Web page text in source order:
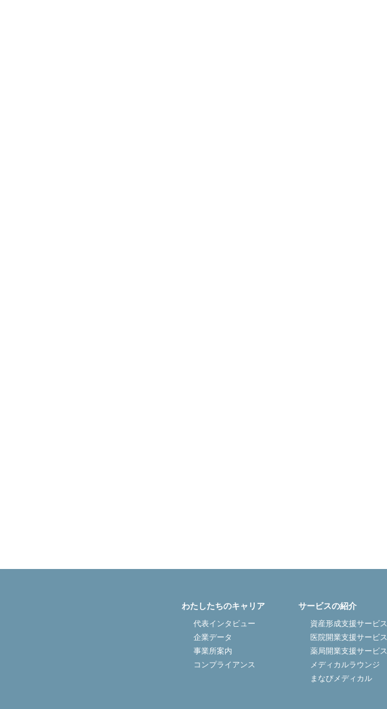
わたしたちのキャリア
代表インタビュー
企業データ
事業所案内
コンプライアンス
サービスの紹介
資産形成支援サービス
医院開業支援サービス
薬局開業支援サービス
メディカルラウンジ
まなびメディカル